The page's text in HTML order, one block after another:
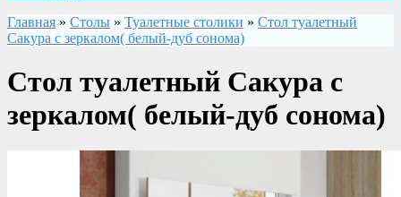
Главная » Столы » Туалетные столики » Стол туалетный
Сакура с зеркалом( белый-дуб сонома)
Стол туалетный Сакура с
зеркалом( белый-дуб сонома)